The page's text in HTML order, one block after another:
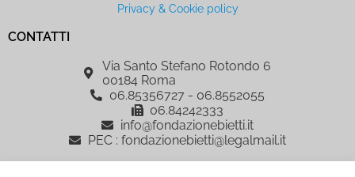
Privacy & Cookie policy
CONTATTI
Via Santo Stefano Rotondo 6
00184 Roma
06.85356727 - 06.8552055
06.84242333
info@fondazionebietti.it
PEC : fondazionebietti@legalmail.it